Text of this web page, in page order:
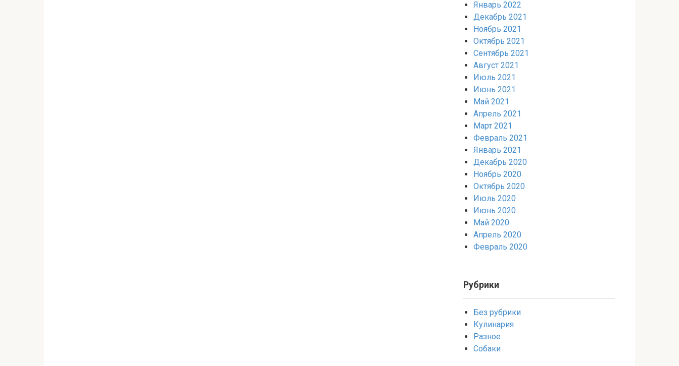
Январь 2022
Декабрь 2021
Ноябрь 2021
Октябрь 2021
Сентябрь 2021
Август 2021
Июль 2021
Июнь 2021
Май 2021
Апрель 2021
Март 2021
Февраль 2021
Январь 2021
Декабрь 2020
Ноябрь 2020
Октябрь 2020
Июль 2020
Июнь 2020
Май 2020
Апрель 2020
Февраль 2020
Рубрики
Без рубрики
Кулинария
Разное
Собаки